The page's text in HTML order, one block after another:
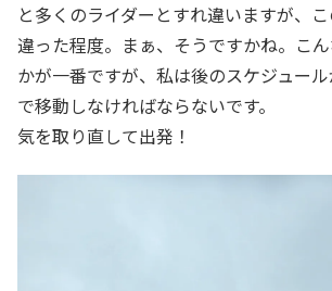
と多くのライダーとすれ違いますが、
違った程度。まぁ、そうですかね。こ
かが一番ですが、私は後のスケジュー
で移動しなければならないです。
気を取り直して出発！